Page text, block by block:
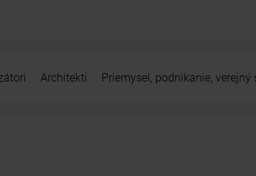
Architekti Priemysel, podnikanie, verejný